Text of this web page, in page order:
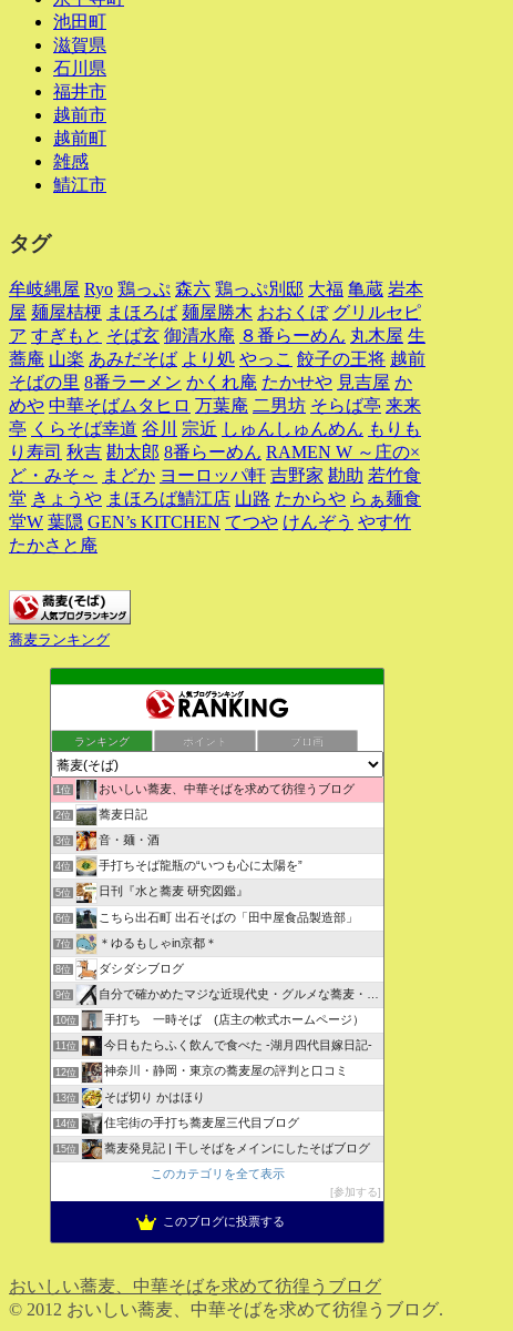
池田町
滋賀県
石川県
福井市
越前市
越前町
雑感
鯖江市
タグ
牟岐縄屋 Ryo 鶏っぷ 森六 鶏っぷ別邸 大福 亀蔵 岩本
屋 麺屋桔梗 まほろば 麺屋勝木 おおくぼ グリルセピ
ア すぎもと そば玄 御清水庵 ８番らーめん 丸木屋 生
蕎庵 山楽 あみだそば より処 やっこ 餃子の王将 越前
そばの里 8番ラーメン かくれ庵 たかせや 見吉屋 か
めや 中華そばムタヒロ 万葉庵 二男坊 そらば亭 来来
亭 くらそば幸道 谷川 宗近 しゅんしゅんめん もりも
り寿司 秋吉 勘太郎 8番らーめん RAMEN W ～庄の×
ど・みそ～ まどか ヨーロッパ軒 吉野家 勘助 若竹食
堂 きょうや まほろば鯖江店 山路 たからや らぁ麺食
堂W 葉隠 GEN’s KITCHEN てつや けんぞう やす竹
たかさと庵
蕎麦ランキング
ランキング ポイント ブロ画
1位 おいしい蕎麦、中華そばを求めて彷徨うブログ
2位 蕎麦日記
3位 音・麺・酒
4位 手打ちそば龍瓶の“いつも心に太陽を”
5位 日刊『水と蕎麦 研究図鑑』
6位 こちら出石町 出石そばの「田中屋食品製造部」
7位 ＊ゆるもしゃin京都＊
8位 ダシダシブログ
9位 自分で確かめたマジな近現代史・グルメな蕎麦・キレイなお花さん
10位 手打ち 一時そば (店主の軟式ホームページ）
11位 今日もたらふく飲んで食べた -湖月四代目嫁日記-
12位 神奈川・静岡・東京の蕎麦屋の評判と口コミ
13位 そば切り かはほり
14位 住宅街の手打ち蕎麦屋三代目ブログ
15位
蕎麦発見記 | 干しそばをメインにしたそばブログ
このカテゴリを全て表示
参加する
このブログに投票する
おいしい蕎麦、中華そばを求めて彷徨うブログ
© 2012 おいしい蕎麦、中華そばを求めて彷徨うブログ.